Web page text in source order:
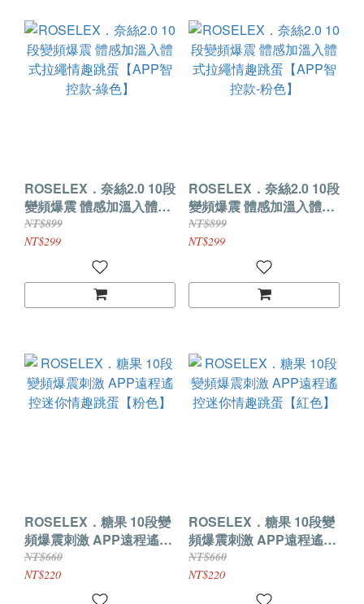
ROSELEX．奈絲2.0 10段
變頻爆震 體感加溫入體式
拉繩情趣跳蛋【APP智控
款-綠色】
NT$899
NT$299
ROSELEX．奈絲2.0 10段
變頻爆震 體感加溫入體式
拉繩情趣跳蛋【APP智控
款-粉色】
NT$899
NT$299
ROSELEX．糖果 10段變
頻爆震刺激 APP遠程遙控
迷你情趣跳蛋【粉色】
NT$660
NT$220
ROSELEX．糖果 10段變
頻爆震刺激 APP遠程遙控
迷你情趣跳蛋【紅色】
NT$660
NT$220